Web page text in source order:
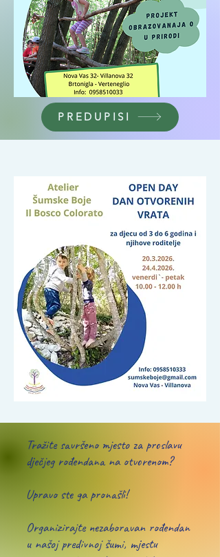
PREDUPISI
Tražite savršeno mjesto za proslavu
dječjeg rođendana na otvorenom?
Upravo ste ga pronašli!
Organizirajte nezaboravan rođendan
u našoj predivnoj šumi, mjestu